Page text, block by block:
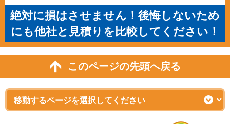
絶対に損はさせません！後悔しないため
にも他社と見積りを比較してください！
このページの先頭へ戻る